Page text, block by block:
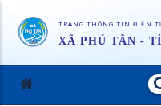
TRANG THÔNG TIN ĐIỆN
XÃ PHÚ TÂN -